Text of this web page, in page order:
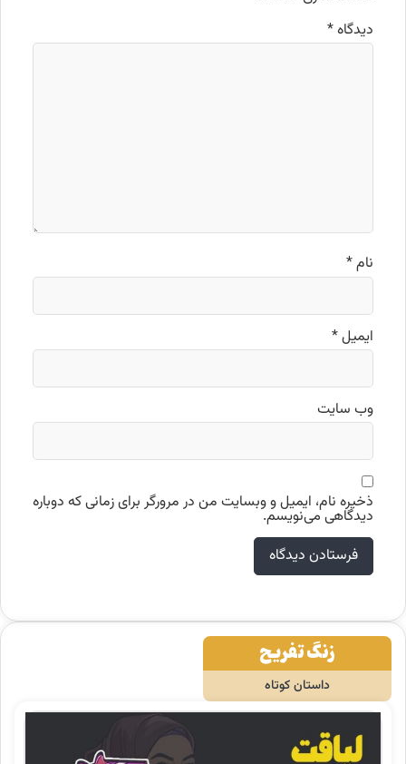
دیدگاه*
نام*
ایمیل*
وب‌ سایت
ذخیره نام، ایمیل و وبسایت من در مرورگر برای زمانی که دوباره
دیدگاهی می‌نویسم.
زنگ تفریح
داستان کوتاه